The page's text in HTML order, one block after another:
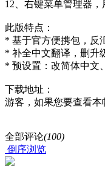
12、右键菜单管理器，
此版特点：
* 基于官方便携包，反
* 补全中文翻译，删升
* 预设置：改简体中文
下载地址：
游客，如果您要查看本
全部评论(100)
倒序浏览